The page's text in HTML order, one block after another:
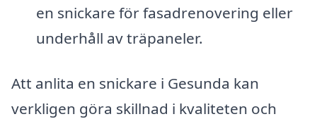
en snickare för fasadrenovering eller
underhåll av träpaneler.
Att anlita en snickare i Gesunda kan
verkligen göra skillnad i kvaliteten och